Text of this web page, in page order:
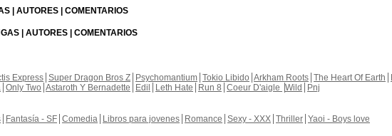
| AUTORES | COMENTARIOS
| AUTORES | COMENTARIOS
Express Super Dragon Bros Z Psychomantium Tokio Libido Arkham Roots The Heart Of Earth
Only Two Astaroth Y Bernadette Edil Leth Hate Run 8 Coeur D'aigle Wild
Pnj
Fantasía - SF Comedia Libros para jovenes Romance Sexy - XXX Thriller Yaoi - Boys love